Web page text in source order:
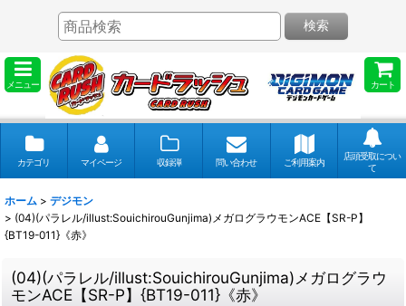
メニュー カート
検索
カテゴリ マイページ 収録弾 問い合わせ ご利用案内
店頭受取につい
て
ホーム > デジモン
> (04)(パラレル/illust:SouichirouGunjima)メガログラウモンACE【SR-P】
{BT19-011}《赤》
(04)(パラレル/illust:SouichirouGunjima)メガログラウ
モンACE【SR-P】{BT19-011}《赤》